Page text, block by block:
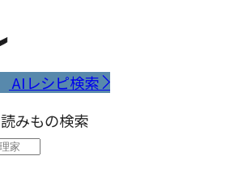
AIレシピ検索
読みもの検索